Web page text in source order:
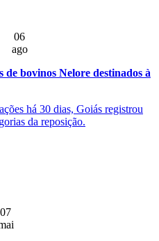
06
ago
de bovinos Nelore destinados à
há 30 dias, Goiás registrou
da reposição.
07